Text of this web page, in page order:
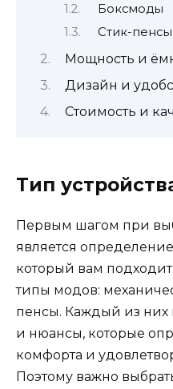
Боксмоды
Стик-пенсы
Мощность и
Дизайн и
Стоимость и
Тип
Первым шагом при
является определение
который вам
типы модов:
пенсы. Каждый из них
и нюансы, которые
комфорта и
Поэтому важно